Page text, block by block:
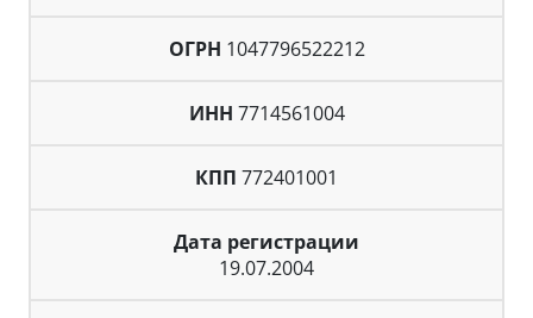
ОГРН 1047796522212
ИНН 7714561004
КПП 772401001
Дата регистрации
19.07.2004